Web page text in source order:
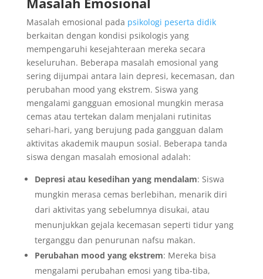
Masalah emosional pada psikologi peserta didik
berkaitan dengan kondisi psikologis yang
mempengaruhi kesejahteraan mereka secara
keseluruhan. Beberapa masalah emosional yang
sering dijumpai antara lain depresi, kecemasan, dan
perubahan mood yang ekstrem. Siswa yang
mengalami gangguan emosional mungkin merasa
cemas atau tertekan dalam menjalani rutinitas
sehari-hari, yang berujung pada gangguan dalam
aktivitas akademik maupun sosial. Beberapa tanda
siswa dengan masalah emosional adalah:
Depresi atau kesedihan yang mendalam: Siswa
mungkin merasa cemas berlebihan, menarik diri
dari aktivitas yang sebelumnya disukai, atau
menunjukkan gejala kecemasan seperti tidur yang
terganggu dan penurunan nafsu makan.
Perubahan mood yang ekstrem: Mereka bisa
mengalami perubahan emosi yang tiba-tiba,